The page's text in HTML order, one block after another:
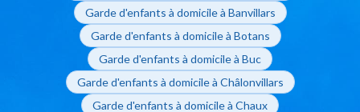
Garde d'enfants à domicile à Banvillars
Garde d'enfants à domicile à Botans
Garde d'enfants à domicile à Buc
Garde d'enfants à domicile à Châlonvillars
Garde d'enfants à domicile à Chaux